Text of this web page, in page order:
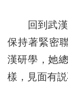
回到武漢
保持著緊密
漢研學，她
樣，見面有